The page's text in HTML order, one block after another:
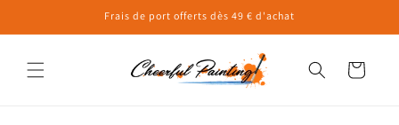
au
Frais de port offerts dès 49 € d'achat
Panier